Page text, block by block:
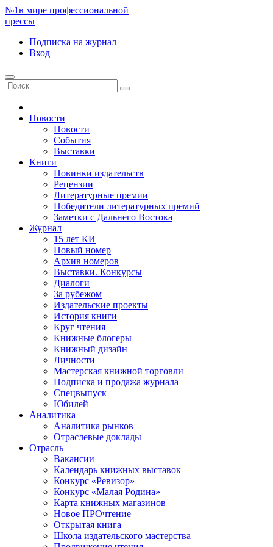
№1в мире профессиональной
прессы
Подписка на журнал
Вход
Новости
Новости
События
Выставки
Книги
Новинки издательств
Рецензии
Литературные премии
Победители литературных премий
Заметки с Дальнего Востока
Журнал
15 лет КИ
Новый номер
Архив номеров
Выставки. Конкурсы
Диалоги
За рубежом
Издательские проекты
История книги
Круг чтения
Книжные блогеры
Книжный дизайн
Личности
Мастерская книжной торговли
Подписка и продажа журнала
Спецвыпуск
Юбилей
Аналитика
Аналитика рынков
Отраслевые доклады
Отрасль
Вакансии
Календарь книжных выставок
Конкурс «Ревизор»
Конкурс «Малая Родина»
Карта книжных магазинов
Новое ПРОчтение
Открытая книга
Школа издательского мастерства